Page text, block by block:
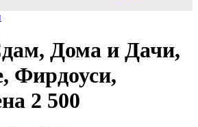
Дома и Дачи,
Фирдоуси,
2 500